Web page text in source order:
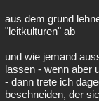
aus dem grund
"leitkulturen" ab
und wie jemand
lassen - wenn aber
- dann trete ich
beschneiden, der